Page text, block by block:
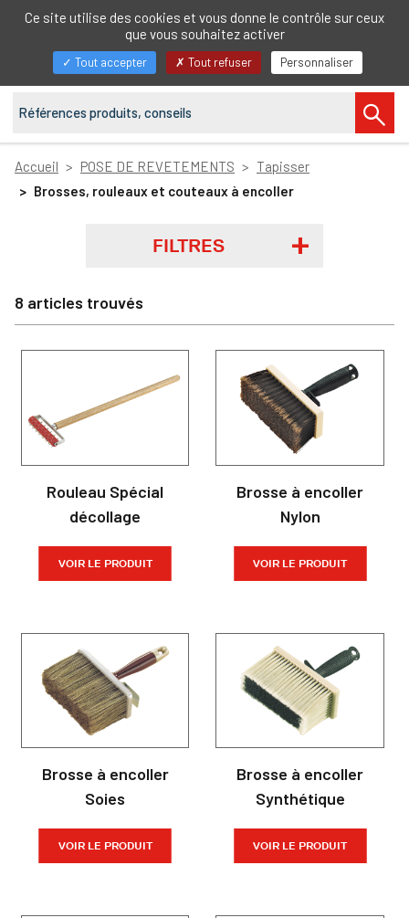
FR
Afficher/masquer
Accueil POSE DE REVETEMENTS
Tapisser
Brosses, rouleaux et couteaux à encoller
FILTRES
8 articles trouvés
Rouleau Spécial
décollage
VOIR LE PRODUIT
Brosse à encoller
Nylon
VOIR LE PRODUIT
Brosse à encoller
Soies
VOIR LE PRODUIT
Brosse à encoller
Synthétique
VOIR LE PRODUIT
Ce site utilise des cookies et vous donne le contrôle sur ceux
que vous souhaitez activer
Tout accepter Tout refuser Personnaliser